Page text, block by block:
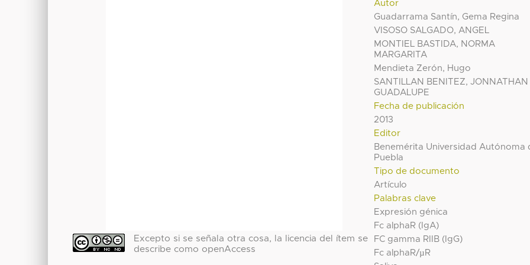
Autor
Guadarrama Santín, Gema Regina
VISOSO SALGADO, ANGEL
MONTIEL BASTIDA, NORMA
MARGARITA
Mendieta Zerón, Hugo
SANTILLAN BENITEZ, JONNATHAN
GUADALUPE
Fecha de publicación
2013
Editor
Benemérita Universidad Autónoma
Puebla
Tipo de documento
Artículo
Palabras clave
Expresión génica
Fc alphaR (IgA)
FC gamma RIIB (IgG)
Fc alphaR/µR
Excepto si se señala otra cosa, la licencia del ítem se
describe como openAccess